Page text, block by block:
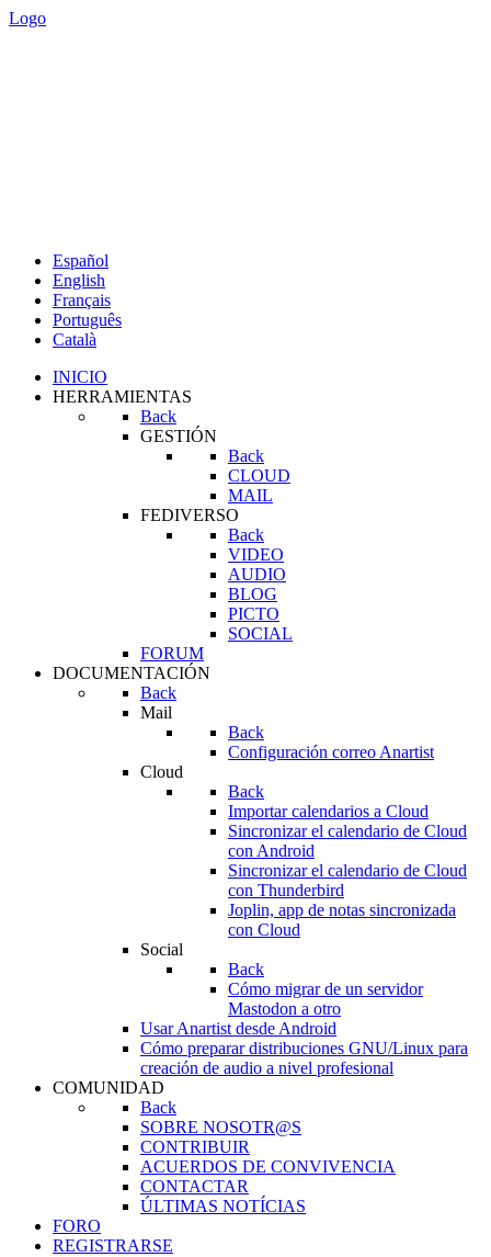
Logo
Español
English
Français
Português
Català
INICIO
HERRAMIENTAS
Back
GESTIÓN
Back
CLOUD
MAIL
FEDIVERSO
Back
VIDEO
AUDIO
BLOG
PICTO
SOCIAL
FORUM
DOCUMENTACIÓN
Back
Mail
Back
Configuración correo Anartist
Cloud
Back
Importar calendarios a Cloud
Sincronizar el calendario de Cloud
con Android
Sincronizar el calendario de Cloud
con Thunderbird
Joplin, app de notas sincronizada
con Cloud
Social
Back
Cómo migrar de un servidor
Mastodon a otro
Usar Anartist desde Android
Cómo preparar distribuciones GNU/Linux para
creación de audio a nivel profesional
COMUNIDAD
Back
SOBRE NOSOTR@S
CONTRIBUIR
ACUERDOS DE CONVIVENCIA
CONTACTAR
ÚLTIMAS NOTÍCIAS
FORO
REGISTRARSE